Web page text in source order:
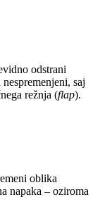
odstrani
saj
režnja (flap).
oblika
napaka – oziroma